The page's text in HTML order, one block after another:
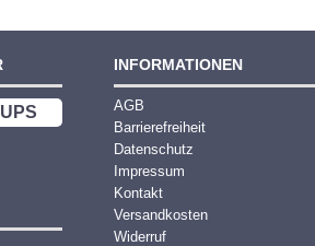
UPS
INFORMATIONEN
AGB
Barrierefreiheit
Datenschutz
Impressum
Kontakt
Versandkosten
Widerruf